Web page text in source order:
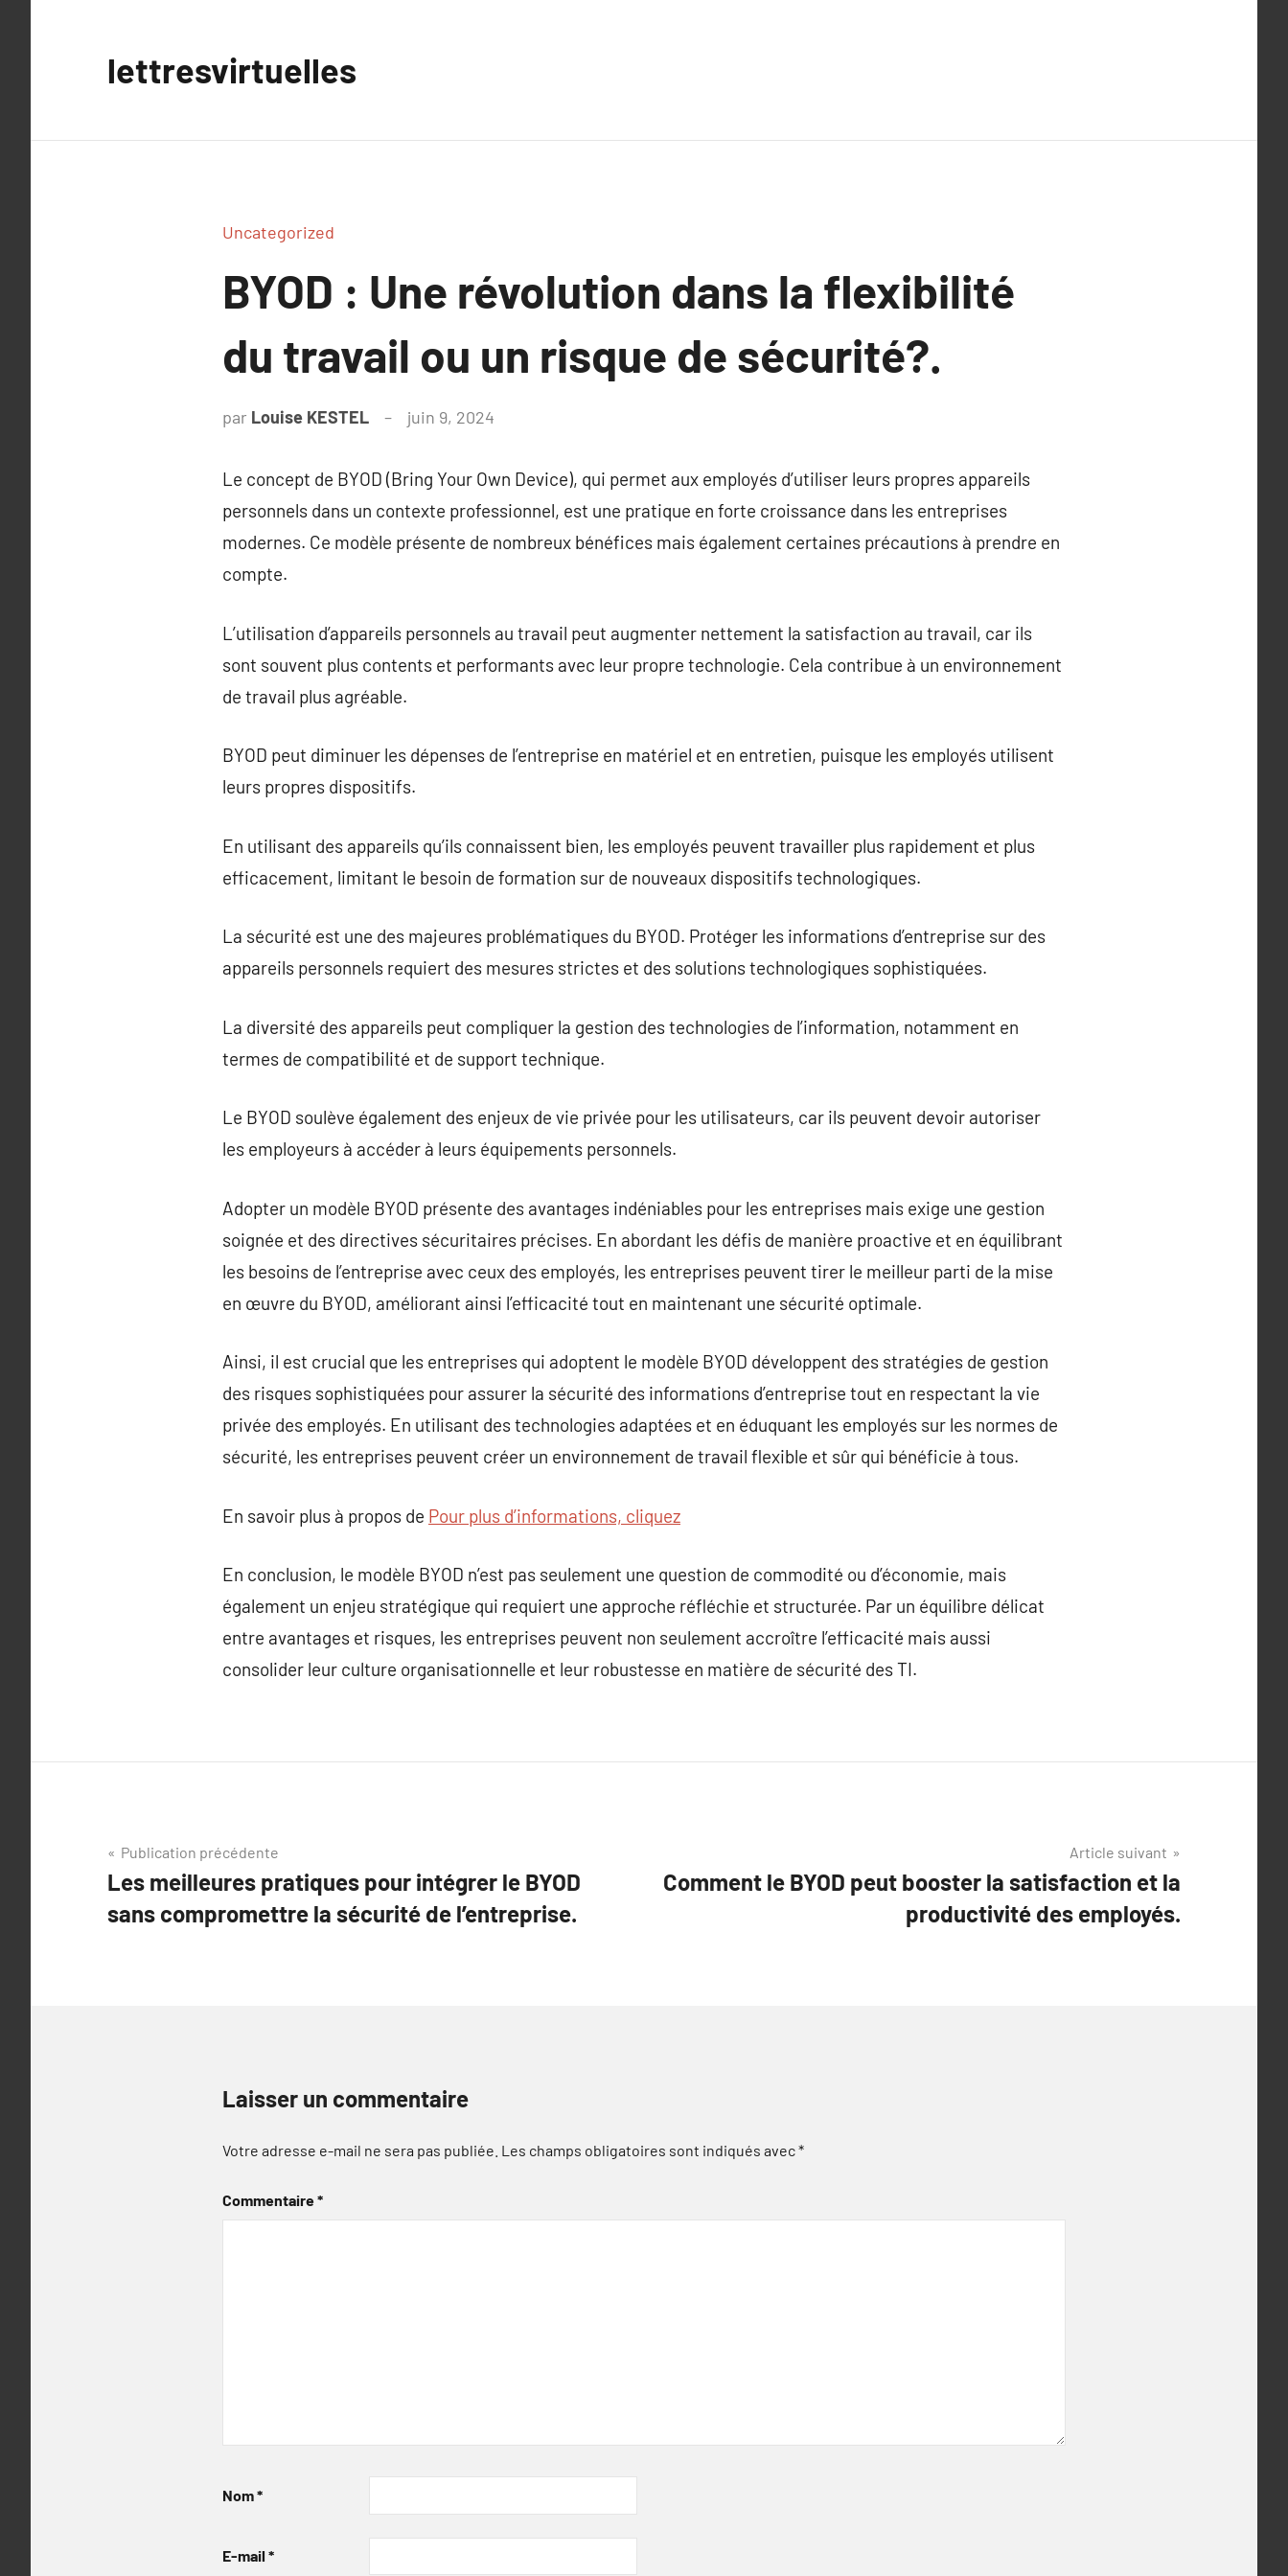
lettresvirtuelles
Uncategorized
BYOD : Une révolution dans la flexibilité
du travail ou un risque de sécurité?.
par Louise KESTEL juin 9, 2024
Le concept de BYOD (Bring Your Own Device), qui permet aux employés d’utiliser leurs propres appareils
personnels dans un contexte professionnel, est une pratique en forte croissance dans les entreprises
modernes. Ce modèle présente de nombreux bénéfices mais également certaines précautions à prendre en
compte.
L’utilisation d’appareils personnels au travail peut augmenter nettement la satisfaction au travail, car ils
sont souvent plus contents et performants avec leur propre technologie. Cela contribue à un environnement
de travail plus agréable.
BYOD peut diminuer les dépenses de l’entreprise en matériel et en entretien, puisque les employés utilisent
leurs propres dispositifs.
En utilisant des appareils qu’ils connaissent bien, les employés peuvent travailler plus rapidement et plus
efficacement, limitant le besoin de formation sur de nouveaux dispositifs technologiques.
La sécurité est une des majeures problématiques du BYOD. Protéger les informations d’entreprise sur des
appareils personnels requiert des mesures strictes et des solutions technologiques sophistiquées.
La diversité des appareils peut compliquer la gestion des technologies de l’information, notamment en
termes de compatibilité et de support technique.
Le BYOD soulève également des enjeux de vie privée pour les utilisateurs, car ils peuvent devoir autoriser
les employeurs à accéder à leurs équipements personnels.
Adopter un modèle BYOD présente des avantages indéniables pour les entreprises mais exige une gestion
soignée et des directives sécuritaires précises. En abordant les défis de manière proactive et en équilibrant
les besoins de l’entreprise avec ceux des employés, les entreprises peuvent tirer le meilleur parti de la mise
en œuvre du BYOD, améliorant ainsi l’efficacité tout en maintenant une sécurité optimale.
Ainsi, il est crucial que les entreprises qui adoptent le modèle BYOD développent des stratégies de gestion
des risques sophistiquées pour assurer la sécurité des informations d’entreprise tout en respectant la vie
privée des employés. En utilisant des technologies adaptées et en éduquant les employés sur les normes de
sécurité, les entreprises peuvent créer un environnement de travail flexible et sûr qui bénéficie à tous.
En savoir plus à propos de Pour plus d’informations, cliquez
En conclusion, le modèle BYOD n’est pas seulement une question de commodité ou d’économie, mais
également un enjeu stratégique qui requiert une approche réfléchie et structurée. Par un équilibre délicat
entre avantages et risques, les entreprises peuvent non seulement accroître l’efficacité mais aussi
consolider leur culture organisationnelle et leur robustesse en matière de sécurité des TI.
Navigation
de
l’article
Publication précédente
Les meilleures pratiques pour intégrer le BYOD
sans compromettre la sécurité de l’entreprise.
Article suivant
Comment le BYOD peut booster la satisfaction et la
productivité des employés.
Laisser un commentaire
Votre adresse e-mail ne sera pas publiée. Les champs obligatoires sont indiqués avec*
Commentaire*
Nom*
E-mail *